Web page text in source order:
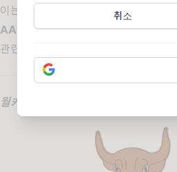
취소
이는 중국 내 사용 금지 조치와 함께
AAPL +1.05$(+0.54%)
관련기사:
월카우 올림